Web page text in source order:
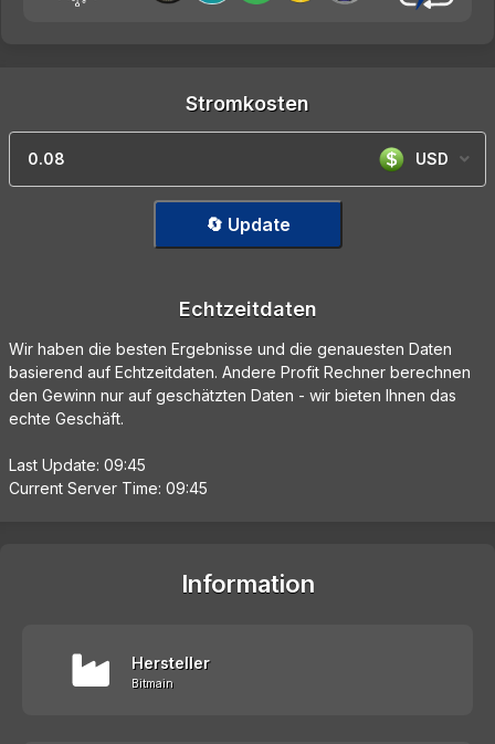
Stromkosten
USD
🔄 Update
Echtzeitdaten
Wir haben die besten Ergebnisse und die genauesten Daten
basierend auf Echtzeitdaten. Andere Profit Rechner berechnen
den Gewinn nur auf geschätzten Daten - wir bieten Ihnen das
echte Geschäft.
Last Update: 09:45
Current Server Time: 09:45
Information
Hersteller
Bitmain